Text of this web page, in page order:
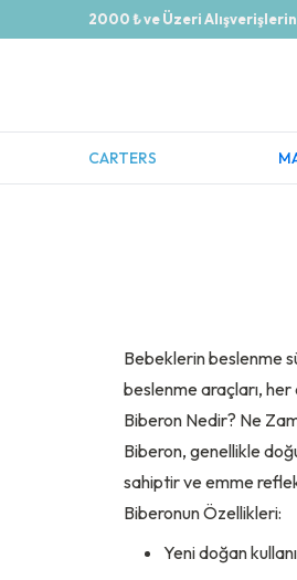
2000 ₺ ve Üzeri
CARTERS
Bebeklerin beslenme
beslenme araçları,
Biberon Nedir? Ne
Biberon, genellikle
sahiptir ve emme
Biberonun Özellikleri:
Yeni doğan